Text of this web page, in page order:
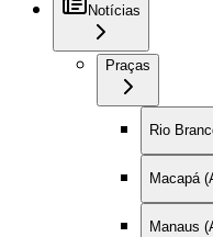
Notícias
Praças
Rio
Macapá
Manaus